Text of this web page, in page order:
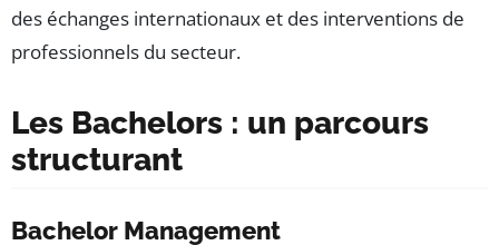
des échanges internationaux et des interventions de
professionnels du secteur.
Les Bachelors : un parcours
structurant
Bachelor Management